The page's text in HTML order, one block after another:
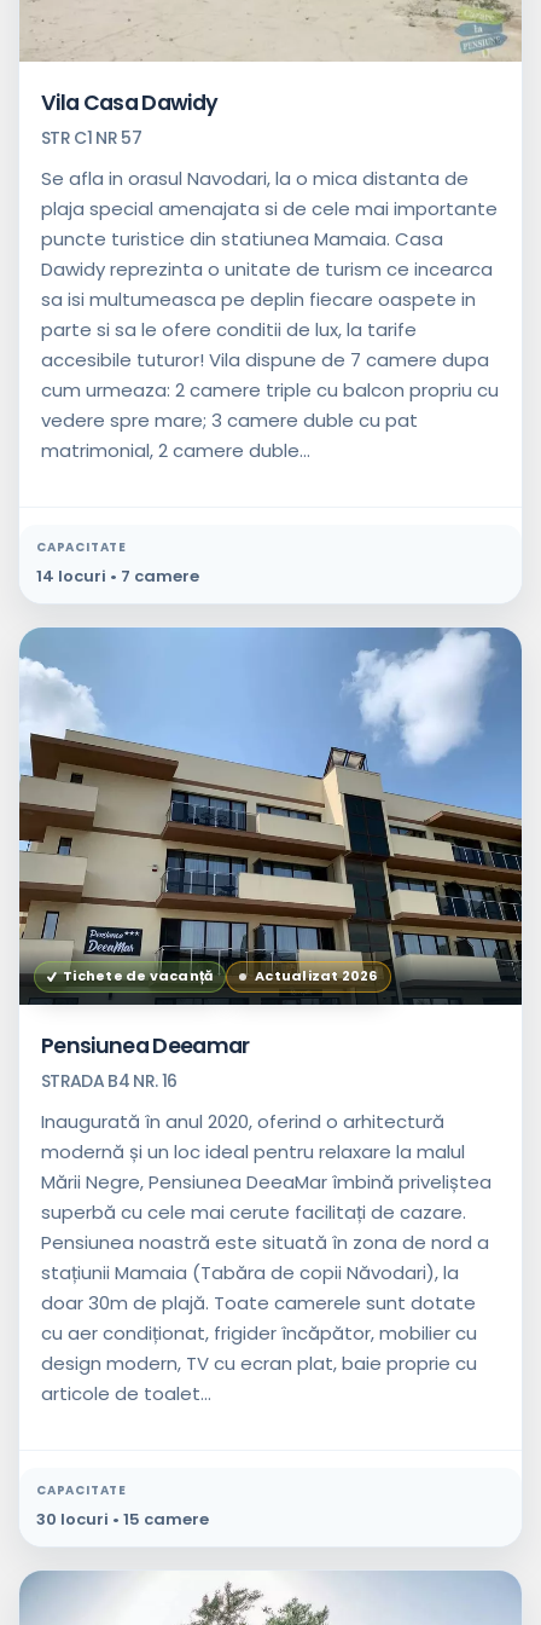
conditionat
Frigider
camera
Vila Casa Dawidy
STR C1 NR 57
Se afla in orasul Navodari, la o mica distanta de
plaja special amenajata si de cele mai importante
puncte turistice din statiunea Mamaia. Casa
Dawidy reprezinta o unitate de turism ce incearca
sa isi multumeasca pe deplin fiecare oaspete in
parte si sa le ofere conditii de lux, la tarife
accesibile tuturor! Vila dispune de 7 camere dupa
cum urmeaza: 2 camere triple cu balcon propriu cu
vedere spre mare; 3 camere duble cu pat
matrimonial, 2 camere duble...
CAPACITATE
14 locuri • 7 camere
Tichete de vacanță Actualizat 2026
Pensiunea Deeamar
STRADA B4 NR. 16
Inaugurată în anul 2020, oferind o arhitectură
modernă și un loc ideal pentru relaxare la malul
Mării Negre, Pensiunea DeeaMar îmbină priveliștea
superbă cu cele mai cerute facilitați de cazare.
Pensiunea noastră este situată în zona de nord a
stațiunii Mamaia (Tabăra de copii Năvodari), la
doar 30m de plajă. Toate camerele sunt dotate
cu aer condiționat, frigider încăpător, mobilier cu
design modern, TV cu ecran plat, baie proprie cu
articole de toalet...
CAPACITATE
30 locuri • 15 camere